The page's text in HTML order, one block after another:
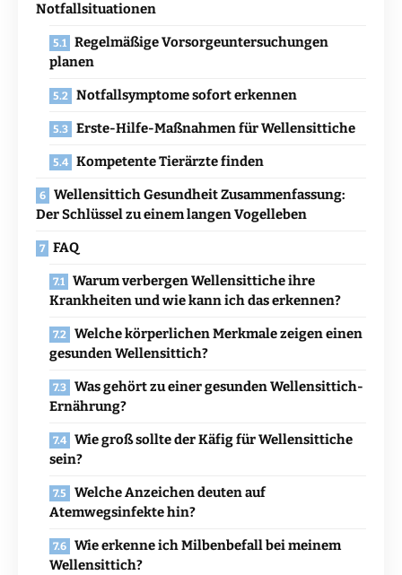
Notfallsituationen
Regelmäßige Vorsorgeuntersuchungen
planen
Notfallsymptome sofort erkennen
Erste-Hilfe-Maßnahmen für Wellensittiche
Kompetente Tierärzte finden
Wellensittich Gesundheit Zusammenfassung:
Der Schlüssel zu einem langen Vogelleben
FAQ
Warum verbergen Wellensittiche ihre
Krankheiten und wie kann ich das erkennen?
Welche körperlichen Merkmale zeigen einen
gesunden Wellensittich?
Was gehört zu einer gesunden Wellensittich-
Ernährung?
Wie groß sollte der Käfig für Wellensittiche
sein?
Welche Anzeichen deuten auf
Atemwegsinfekte hin?
Wie erkenne ich Milbenbefall bei meinem
Wellensittich?